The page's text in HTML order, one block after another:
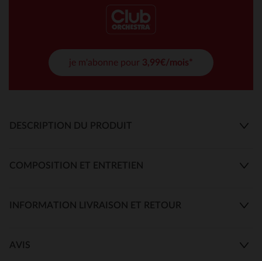
je m'abonne pour 3,99€/mois*
DESCRIPTION DU PRODUIT
COMPOSITION ET ENTRETIEN
INFORMATION LIVRAISON ET RETOUR
AVIS